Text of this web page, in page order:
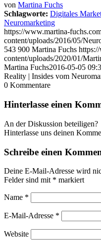
von Martina Fuchs
Schlagworte: Digitales
Neuromarketing
https://www.martina-
content/uploads/2016/05/
543 900 Martina Fuchs
content/uploads/2020/01/
Martina Fuchs2016-05-05
Reality | Insides vom
0 Kommentare
Hinterlasse einen
An der Diskussion beteiligen?
Hinterlasse uns deinen
Schreibe einen
Deine E-Mail-Adresse wird
Felder sind mit * markiert
Name *
E-Mail-Adresse *
Website